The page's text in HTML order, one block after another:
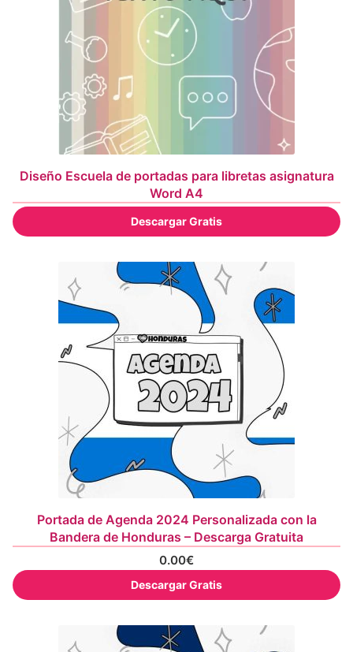
Diseño Escuela de portadas para libretas asignatura
Word A4
Descargar Gratis
Portada de Agenda 2024 Personalizada con la
Bandera de Honduras – Descarga Gratuita
0.00€
Descargar Gratis